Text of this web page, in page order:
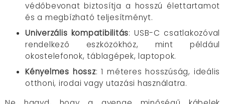
védőbevonat biztosítja a hosszú élettartamot
és a megbízható teljesítményt.
Univerzális kompatibilitás:USB-C csatlakozóval
rendelkező eszközökhöz, mint például
okostelefonok, táblagépek, laptopok.
Kényelmes hossz:1 méteres hosszúság, ideális
otthoni, irodai vagy utazási használatra.